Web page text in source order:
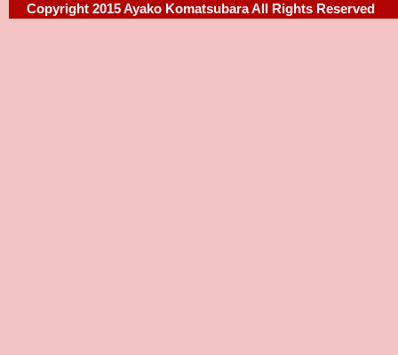
Copyright 2015 Ayako Komatsubara All Rights Reserved